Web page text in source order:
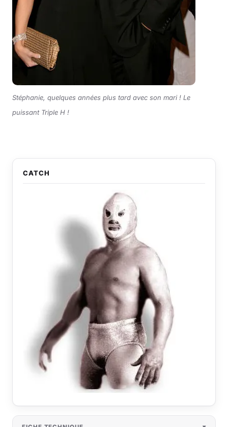
Stéphanie, quelques années plus tard avec son mari ! Le
puissant Triple H !
CATCH